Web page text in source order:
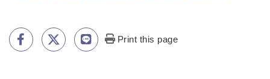
Print this page